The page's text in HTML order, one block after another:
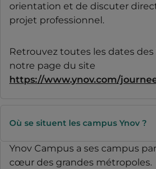
orientation et de discuter
projet professionnel.
Retrouvez toutes les dates des
notre page du site
https://www.ynov.com/
Où se situent les campus Ynov ?
Ynov Campus a ses campus
cœur des grandes métropoles.